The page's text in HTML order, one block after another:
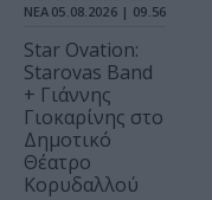
ΝΕΑ 05.08.2026 | 09.56
Star Ovation:
Starovas Band
+ Γιάννης
Γιοκαρίνης στο
Δημοτικό
Θέατρο
Κορυδαλλού